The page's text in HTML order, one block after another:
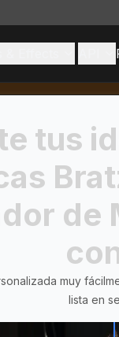
tus
de
muy
lista en